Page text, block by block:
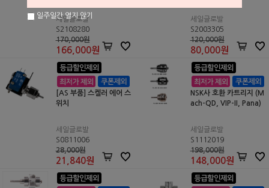
)
세일글로발
S2108280
170,000원
166,000원
세일글로발
S2003305
120,000원
80,000원
[AS 부품] 스켈러 에어 스
위치
세일글로발
S0811006
28,000원
21,840원
NSK사 호환 카트리지 (M
ach-QD, VIP-II, Pana)
세일글로발
S1112019
198,000원
148,000원
일주일간 열지 않기